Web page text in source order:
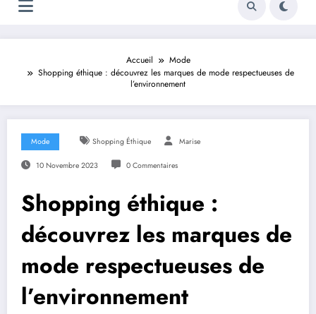
Accueil
Mode
Shopping éthique : découvrez les marques de mode respectueuses de
l’environnement
Mode Shopping Éthique Marise
10 Novembre 2023 0 Commentaires
Shopping éthique :
découvrez les marques de
mode respectueuses de
l’environnement